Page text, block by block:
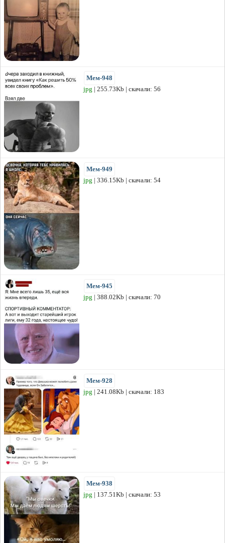
Мем-948
jpg | 255.73Kb | скачали: 56
Мем-949
jpg | 336.15Kb | скачали: 54
Мем-945
jpg | 388.02Kb | скачали: 70
Мем-928
jpg | 241.08Kb | скачали: 183
Мем-938
jpg | 137.51Kb | скачали: 53